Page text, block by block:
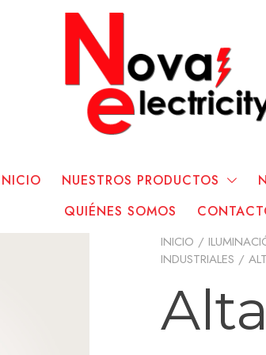
NUESTROS PRODUCTOS
QUIÉNES SOMOS
INICIO /
INDUSTRIALES /